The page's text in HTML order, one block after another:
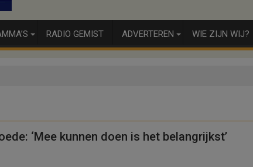
RADIO GEMIST ADVERTEREN WIE ZIJN WIJ?
‘Mee kunnen doen is het belangrijkst’